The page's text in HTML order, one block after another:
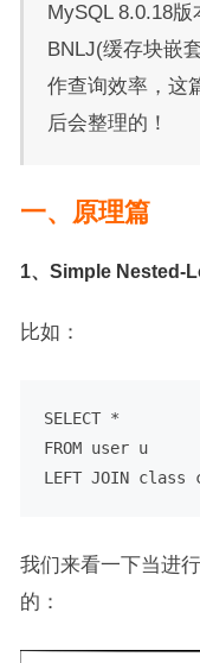
MySQL 8.0.18
BNLJ(缓存块嵌
作查询效率，这
后会整理的！
一、原理篇
1、Simple Nested-
比如：
SELECT *
FROM user
u
LEFT JOIN class
我们来看一下当进
的：